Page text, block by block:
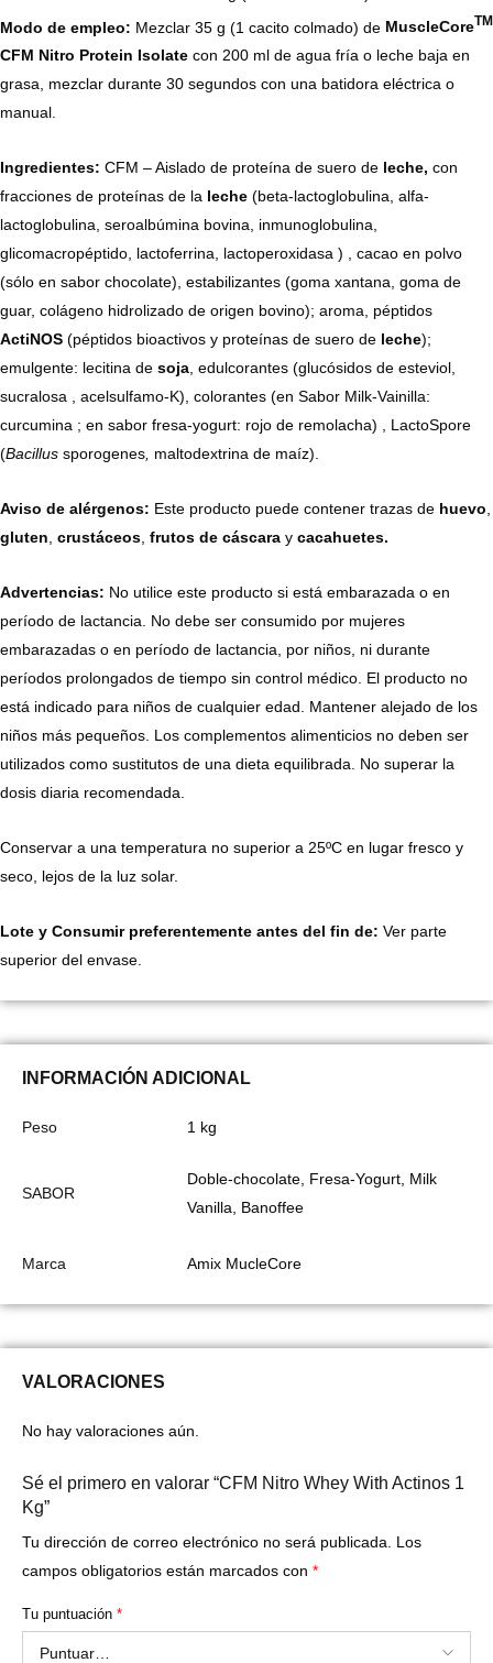
Modo de empleo: Mezclar 35 g (1 cacito colmado) de MuscleCoreTM
CFM Nitro Protein Isolate con 200 ml de agua fría o leche baja en
grasa, mezclar durante 30 segundos con una batidora eléctrica o
manual.
Ingredientes: CFM – Aislado de proteína de suero de leche, con
fracciones de proteínas de la leche (beta-lactoglobulina, alfa-
lactoglobulina, seroalbúmina bovina, inmunoglobulina,
glicomacropéptido, lactoferrina, lactoperoxidasa ) , cacao en polvo
(sólo en sabor chocolate), estabilizantes (goma xantana, goma de
guar, colágeno hidrolizado de origen bovino); aroma, péptidos
ActiNOS (péptidos bioactivos y proteínas de suero de leche);
emulgente: lecitina de soja, edulcorantes (glucósidos de esteviol,
sucralosa , acelsulfamo-K), colorantes (en Sabor Milk-Vainilla:
curcumina ; en sabor fresa-yogurt: rojo de remolacha) , LactoSpore
(Bacillus sporogenes, maltodextrina de maíz).
Aviso de alérgenos: Este producto puede contener trazas de huevo,
gluten, crustáceos, frutos de cáscara y cacahuetes.
Advertencias: No utilice este producto si está embarazada o en
período de lactancia. No debe ser consumido por mujeres
embarazadas o en período de lactancia, por niños, ni durante
períodos prolongados de tiempo sin control médico. El producto no
está indicado para niños de cualquier edad. Mantener alejado de los
niños más pequeños. Los complementos alimenticios no deben ser
utilizados como sustitutos de una dieta equilibrada. No superar la
dosis diaria recomendada.
Conservar a una temperatura no superior a 25ºC en lugar fresco y
seco, lejos de la luz solar.
Lote y Consumir preferentemente antes del fin de: Ver parte
superior del envase.
INFORMACIÓN ADICIONAL
Peso 1 kg
SABOR
Doble-chocolate, Fresa-Yogurt, Milk
Vanilla, Banoffee
Marca Amix MucleCore
VALORACIONES
No hay valoraciones aún.
Sé el primero en valorar “CFM Nitro Whey With Actinos 1
Kg”
Tu dirección de correo electrónico no será publicada. Los
campos obligatorios están marcados con *
Tu puntuación *